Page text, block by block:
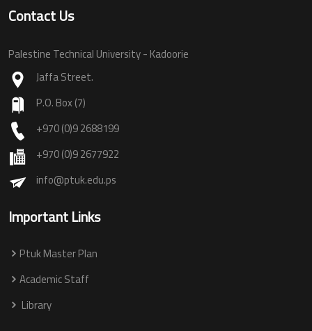
Contact Us
Palestine Technical University - Kadoorie
Jaffa Street.
P.O. Box (7)
+970 (0)9 2688199
+970 (0)9 2677922
info@ptuk.edu.ps
Important Links
Ptuk Master Plan
Academic Staff
Library